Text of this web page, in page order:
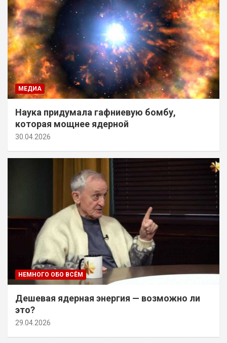
МЕДИА
Наука придумала гафниевую бомбу,
которая мощнее ядерной
30.04.2026
НЕМНОГО ОБО ВСЁМ
Дешевая ядерная энергия — возможно ли
это?
29.04.2026